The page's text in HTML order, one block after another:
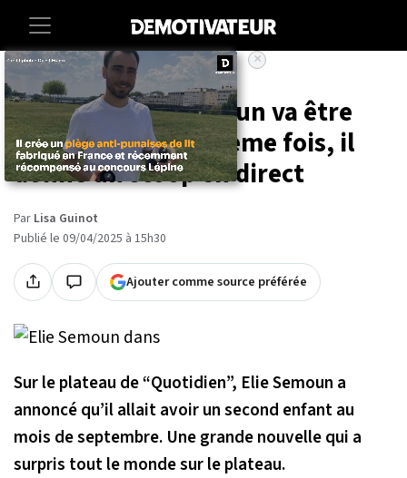
Accueil Entertainment People
À 61 ans, Elie Semoun va être
papa pour la deuxième fois, il
donne un scoop en direct
Par Lisa Guinot
Publié le 09/04/2025 à 15h30
Ajouter comme source préférée
Sur le plateau de “Quotidien”, Elie Semoun a
annoncé qu’il allait avoir un second enfant au
mois de septembre. Une grande nouvelle qui a
surpris tout le monde sur le plateau.
×